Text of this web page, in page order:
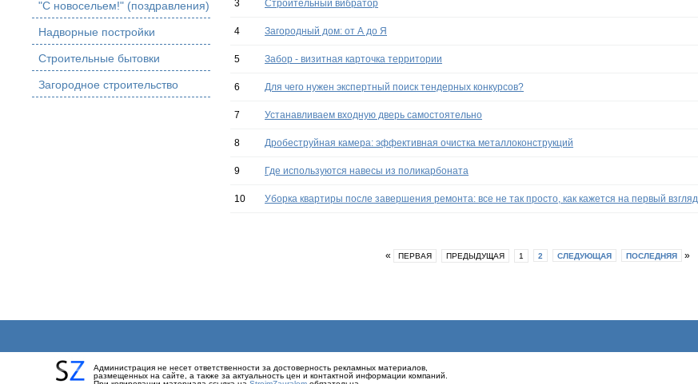
"С новосельем!" (поздравления)
Надворные постройки
Строительные бытовки
Загородное строительство
3 Строительный вибратор
4 Загородный дом: от А до Я
5 Забор - визитная карточка территории
6 Для чего нужен экспертный поиск тендерных конкурсов?
7 Устанавливаем входную дверь самостоятельно
8 Дробеструйная камера: эффективная очистка металлоконструкций
9 Где используются навесы из поликарбоната
10 Уборка квартиры после завершения ремонта: все не так просто, как кажется на первый взгляд
« ПЕРВАЯ ПРЕДЫДУЩАЯ 1 2 СЛЕДУЮЩАЯ ПОСЛЕДНЯЯ »
Администрация не несет ответственности за достоверность рекламных материалов,
размещенных на сайте, а также за актуальность цен и контактной информации компаний.